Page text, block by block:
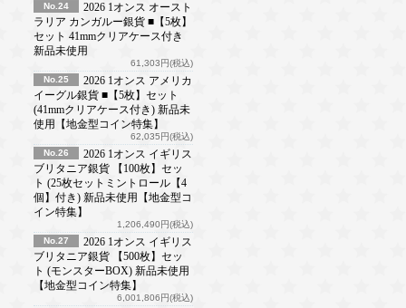
No.24
2026 1オンス オースト
ラリア カンガルー銀貨 ■【5枚】
セット 41mmクリアケース付き
新品未使用
61,303円(税込)
No.25
2026 1オンス アメリカ
イーグル銀貨 ■【5枚】セット
(41mmクリアケース付き) 新品未
使用【地金型コイン特集】
62,035円(税込)
No.26
2026 1オンス イギリス
ブリタニア銀貨 【100枚】セッ
ト (25枚セットミントロール【4
個】付き) 新品未使用【地金型コ
イン特集】
1,206,490円(税込)
No.27
2026 1オンス イギリス
ブリタニア銀貨 【500枚】セッ
ト (モンスターBOX) 新品未使用
【地金型コイン特集】
6,001,806円(税込)